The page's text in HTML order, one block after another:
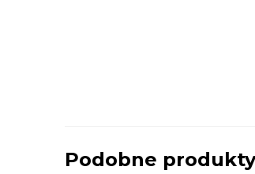
Podobne produkty